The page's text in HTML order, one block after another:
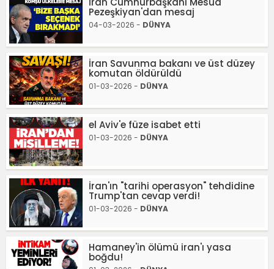
Pezeşkiyan'dan mesaj
04-03-2026 - DÜNYA
İran Savunma bakanı ve üst düzey
komutan öldürüldü
01-03-2026 - DÜNYA
el Aviv'e füze isabet etti
01-03-2026 - DÜNYA
İran'ın "tarihi operasyon" tehdidine
Trump'tan cevap verdi!
01-03-2026 - DÜNYA
Hamaney'in ölümü iran'ı yasa
boğdu!